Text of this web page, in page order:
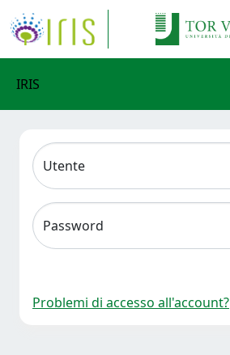
IRIS
Utente
Password
Problemi di accesso all'account?